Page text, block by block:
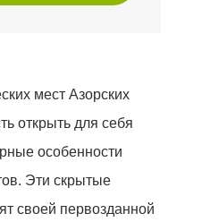
мест Азорских
открыть для себя
особенности
Эти скрытые
своей первозданной